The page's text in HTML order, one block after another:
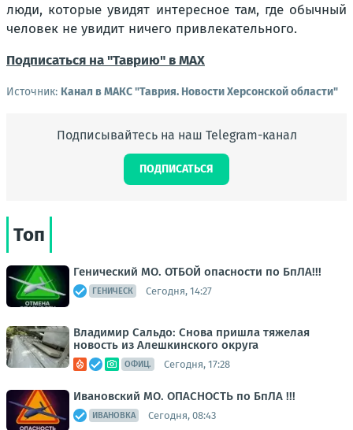
люди, которые увидят интересное там, где обычный
человек не увидит ничего привлекательного.
Подписаться на "Таврию" в MAX
Источник: Канал в МАКС "Таврия. Новости Херсонской области"
Подписывайтесь на наш Telegram-канал
ПОДПИСАТЬСЯ
Топ
Генический МО. ОТБОЙ опасности по БпЛА!!!
ГЕНИЧЕСК Сегодня, 14:27
Владимир Сальдо: Снова пришла тяжелая
новость из Алешкинского округа
ОФИЦ. Сегодня, 17:28
Ивановский МО. ОПАСНОСТЬ по БпЛА !!!
ИВАНОВКА Сегодня, 08:43